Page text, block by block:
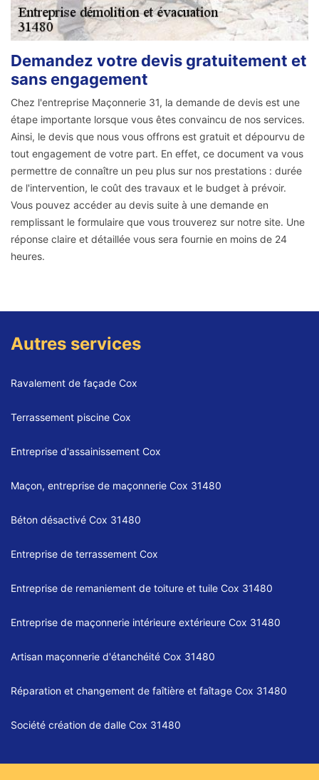
Demandez votre devis gratuitement et
sans engagement
Chez l'entreprise Maçonnerie 31, la demande de devis est une
étape importante lorsque vous êtes convaincu de nos services.
Ainsi, le devis que nous vous offrons est gratuit et dépourvu de
tout engagement de votre part. En effet, ce document va vous
permettre de connaître un peu plus sur nos prestations : durée
de l'intervention, le coût des travaux et le budget à prévoir.
Vous pouvez accéder au devis suite à une demande en
remplissant le formulaire que vous trouverez sur notre site. Une
réponse claire et détaillée vous sera fournie en moins de 24
heures.
Autres services
Ravalement de façade Cox
Terrassement piscine Cox
Entreprise d'assainissement Cox
Maçon, entreprise de maçonnerie Cox 31480
Béton désactivé Cox 31480
Entreprise de terrassement Cox
Entreprise de remaniement de toiture et tuile Cox 31480
Entreprise de maçonnerie intérieure extérieure Cox 31480
Artisan maçonnerie d'étanchéité Cox 31480
Réparation et changement de faîtière et faîtage Cox 31480
Société création de dalle Cox 31480